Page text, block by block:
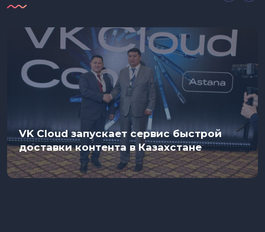
VK Cloud запускает сервис быстрой
доставки контента в Казахстане